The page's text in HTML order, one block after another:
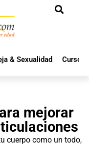
& Sexualidad Cursos
mejorar
cuerpo como un todo,